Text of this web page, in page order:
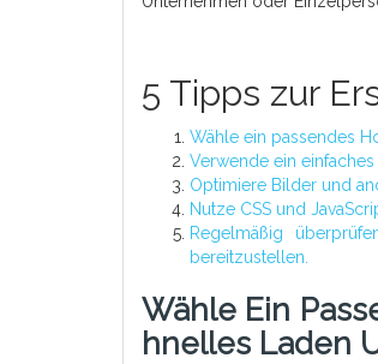
5 Tipps zur
Wähle ein passendes
Verwende ein
Optimiere Bilder und
Nutze CSS und
Regelmäßig
bereitzustellen.
Wähle Ein
Hnelles Laden